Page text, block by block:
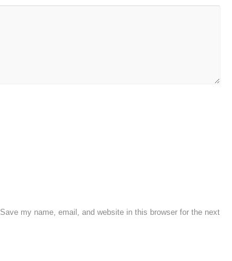
Save my name, email, and website in this browser for the next